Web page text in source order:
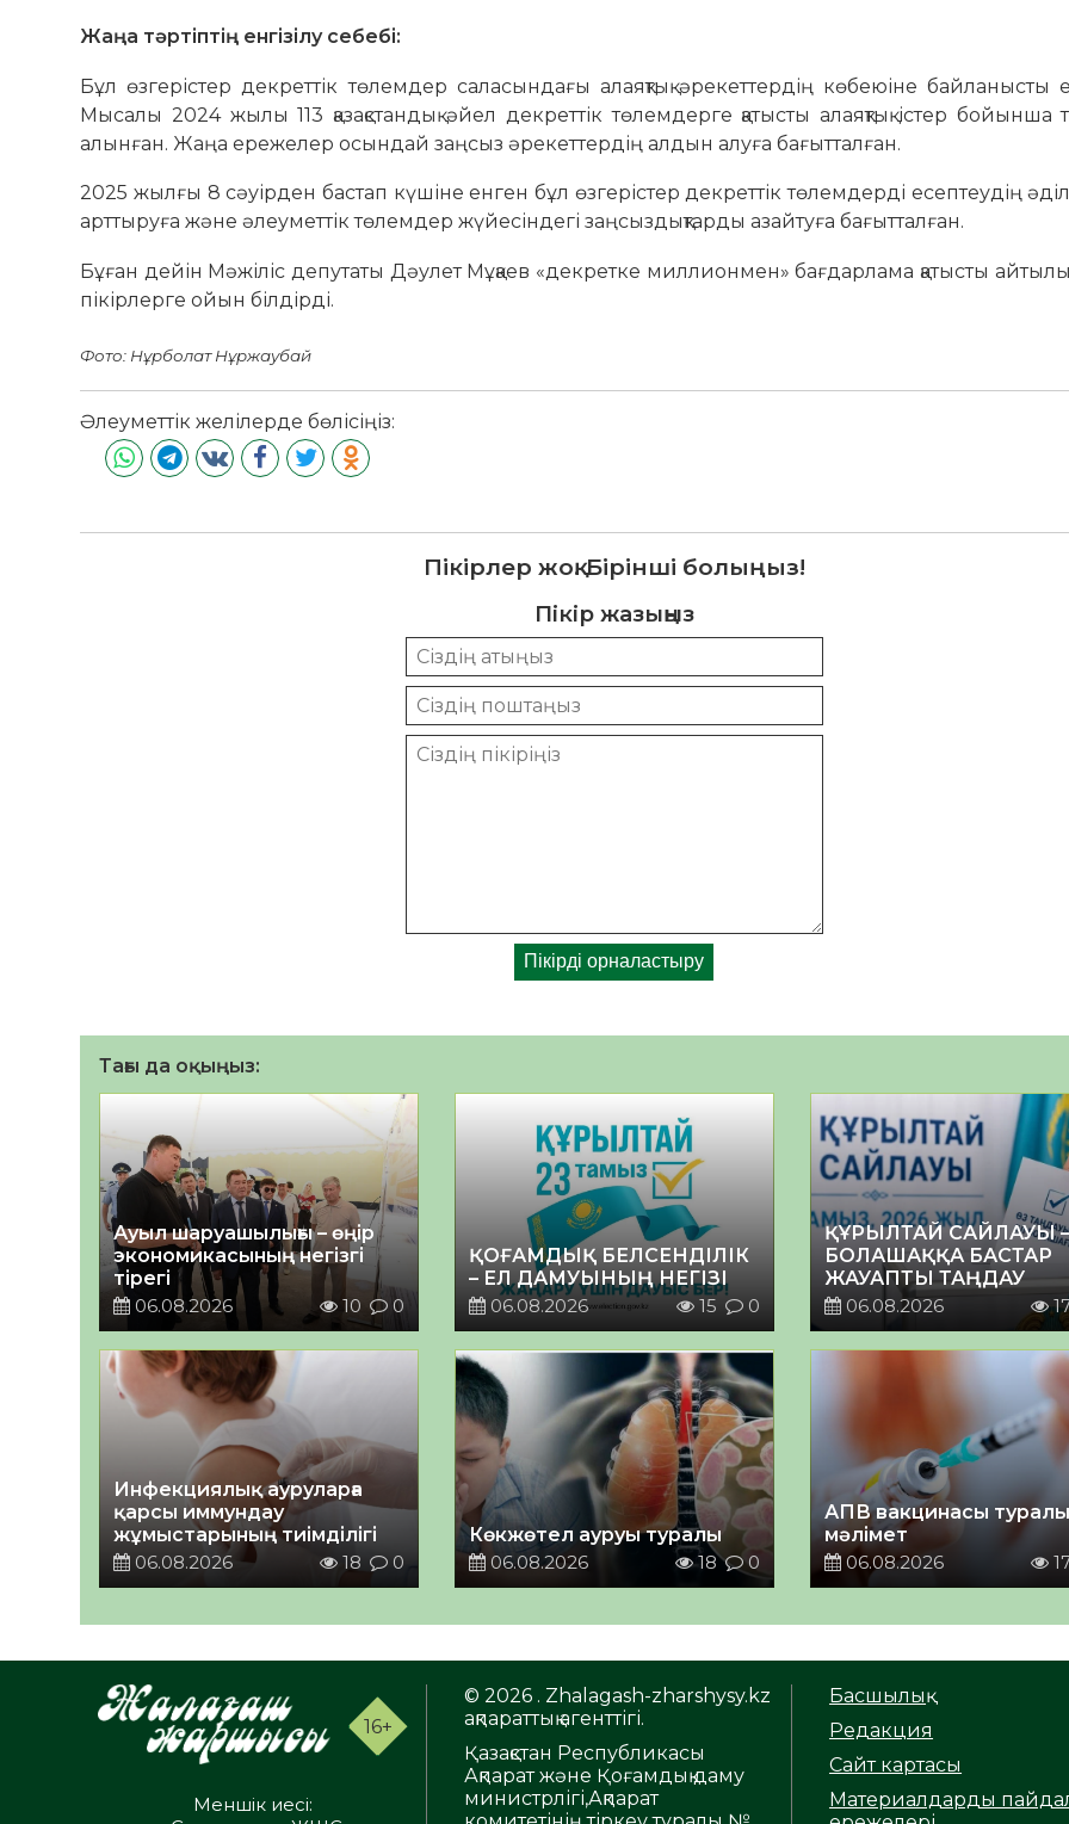
Жаңа тәртіптің енгізілу себебі:
Бұл өзгерістер декреттік төлемдер саласындағы алаяқтық әрекеттердің көбеюіне байланысты
Мысалы 2024 жылы 113 қазақстандық әйел декреттік төлемдерге қатысты алаяқтық істер бойынша
алынған. Жаңа ережелер осындай заңсыз әрекеттердің алдын алуға бағытталған.
2025 жылғы 8 сәуірден бастап күшіне енген бұл өзгерістер декреттік төлемдерді есептеудің
арттыруға және әлеуметтік төлемдер жүйесіндегі заңсыздықтарды азайтуға бағытталған.
Бұған дейін Мәжіліс депутаты Дәулет Мұқаев «декретке миллионмен» бағдарлама қатысты
пікірлерге ойын білдірді.
Фото: Нұрболат Нұржаубай
Әлеуметтік желілерде бөлісіңіз:
Пікірлер жоқ. Бірінші болыңыз!
Пікір жазыңыз
Тағы да оқыңыз:
Ауыл шаруашылығы – өңір
экономикасының негізгі
тірегі
06.08.2026
10 0
ҚОҒАМДЫҚ БЕЛСЕНДІЛІК
– ЕЛ ДАМУЫНЫҢ НЕГІЗІ
06.08.2026
15 0
ҚҰРЫЛТАЙ САЙЛАУЫ –
БОЛАШАҚҚА БАСТАР
ЖАУАПТЫ ТАҢДАУ
06.08.2026
Инфекциялық ауруларға
қарсы иммундау
жұмыстарының тиімділігі
06.08.2026
18 0
Көкжөтел ауруы туралы
06.08.2026
18 0
АПВ вакцинасы туралы
мәлімет
06.08.2026
16+
Меншік иесі:
© 2026 . Zhalagash-zharshysy.kz
ақпараттық агенттігі.
Қазақстан Республикасы
Ақпарат және Қоғамдық даму
министрлігі,Ақпарат
Басшылық
Редакция
Сайт картасы
Материалдарды